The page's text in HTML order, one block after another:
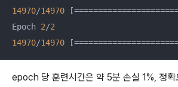
14970/14970
Epoch 2/2
14970/14970
epoch 당 훈련시간은 약 5분 손실 1%, 정